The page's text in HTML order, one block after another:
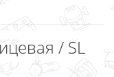
/ SL